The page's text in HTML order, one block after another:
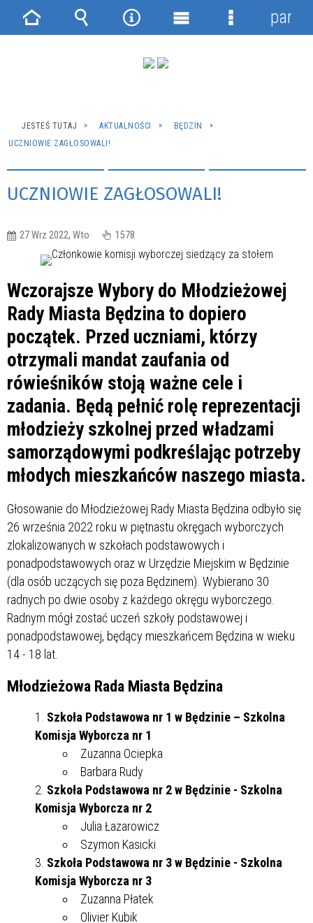
JESTEŚ TUTAJ AKTUALNOŚCI
BĘDZIN
UCZNIOWIE ZAGŁOSOWALI!
UCZNIOWIE ZAGŁOSOWALI!
27 Wrz 2022, Wto 1578
Wczorajsze Wybory do Młodzieżowej
Rady Miasta Będzina to dopiero
początek. Przed uczniami, którzy
otrzymali mandat zaufania od
rówieśników stoją ważne cele i
zadania. Będą pełnić rolę reprezentacji
młodzieży szkolnej przed władzami
samorządowymi podkreślając potrzeby
młodych mieszkańców naszego miasta.
Głosowanie do Młodzieżowej Rady Miasta Będzina odbyło się
26 września 2022 roku w piętnastu okręgach wyborczych
zlokalizowanych w szkołach podstawowych i
ponadpodstawowych oraz w Urzędzie Miejskim w Będzinie
(dla osób uczących się poza Będzinem). Wybierano 30
radnych po dwie osoby z każdego okręgu wyborczego.
Radnym mógł zostać uczeń szkoły podstawowej i
ponadpodstawowej, będący mieszkańcem Będzina w wieku
14 - 18 lat.
Młodzieżowa Rada Miasta Będzina
Szkoła Podstawowa nr 1 w Będzinie – Szkolna
Komisja Wyborcza nr 1
Zuzanna Ociepka
Barbara Rudy
Szkoła Podstawowa nr 2 w Będzinie - Szkolna
Komisja Wyborcza nr 2
Julia Łazarowicz
Szymon Kasicki
Szkoła Podstawowa nr 3 w Będzinie - Szkolna
Komisja Wyborcza nr 3
Zuzanna Płatek
Olivier Kubik
Strona Wyszukiwarka
NarzędziaMenu
Menu
panel